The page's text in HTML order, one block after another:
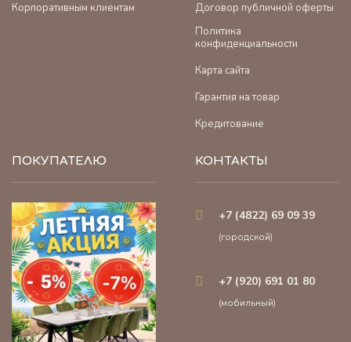
Корпоративным клиентам
Договор публичной оферты
Политика
конфиденциальности
Карта сайта
Гарантия на товар
Кредитование
ПОКУПАТЕЛЮ КОНТАКТЫ
+7 (4822) 69 09 39
(городской)
+7 (920) 691 01 80
(мобильный)